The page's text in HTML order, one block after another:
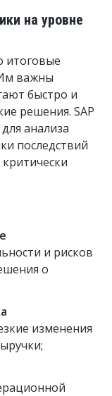
на уровне
итоговые
важны
быстро и
решения. SAP
анализа
последствий
и рисков
о
изменения